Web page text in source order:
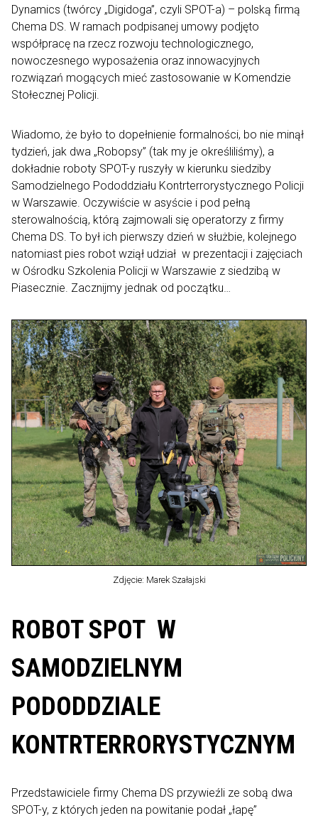
Dynamics (twórcy „Digidoga”, czyli SPOT-a) – polską firmą
Chema DS. W ramach podpisanej umowy podjęto
współpracę na rzecz rozwoju technologicznego,
nowoczesnego wyposażenia oraz innowacyjnych
rozwiązań mogących mieć zastosowanie w Komendzie
Stołecznej Policji.
Wiadomo, że było to dopełnienie formalności, bo nie minął
tydzień, jak dwa „Robopsy” (tak my je określiliśmy), a
dokładnie roboty SPOT-y ruszyły w kierunku siedziby
Samodzielnego Pododdziału Kontrterrorystycznego Policji
w Warszawie. Oczywiście w asyście i pod pełną
sterowalnością, którą zajmowali się operatorzy z firmy
Chema DS. To był ich pierwszy dzień w służbie, kolejnego
natomiast pies robot wziął udział w prezentacji i zajęciach
w Ośrodku Szkolenia Policji w Warszawie z siedzibą w
Piasecznie. Zacznijmy jednak od początku…
Zdjęcie: Marek Szałajski
ROBOT SPOT W
SAMODZIELNYM
PODODDZIALE
KONTRTERRORYSTYCZNYM
Przedstawiciele firmy Chema DS przywieźli ze sobą dwa
SPOT-y, z których jeden na powitanie podał „łapę”